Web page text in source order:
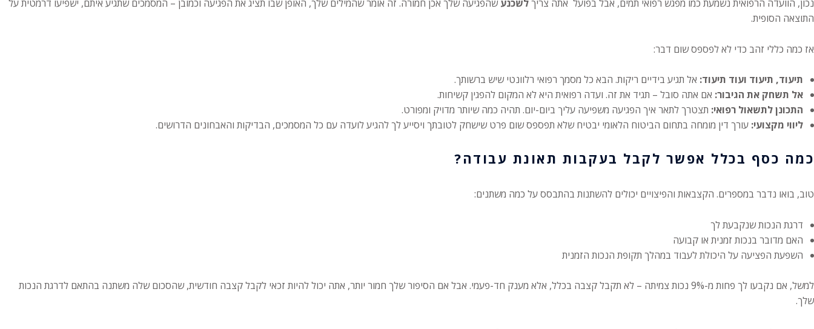
נכון, הוועדה הרפואית נשמעת כמו מפגש רפואי תמים, אבל בפועל אתה צריךלשכנע שהפגיעה שלך אכן חמורה. זה אומר שהמילים שלך, האופן שבו תציג את הפגיעה וכמובן – המסמכים שתגיע איתם, ישפיעו דרמטית על
התוצאה הסופית.
אז כמה כללי זהב כדי לא לפספס שום דבר:
תיעוד, תיעוד ועוד תיעוד: אל תגיע בידיים ריקות. הבא כל מסמך רפואי רלוונטי שיש ברשותך.
אל תשחק את הגיבור: אם אתה סובל – תגיד את זה. ועדה רפואית היא לא המקום להפגין קשיחות.
התכונן לתשאול רפואי: תצטרך לתאר איך הפגיעה משפיעה עליך ביום-יום. תהיה כמה שיותר מדויק ומפורט.
ליווי מקצועי: עורך דין מומחה בתחום הביטוח הלאומי יבטיח שלא תפספס שום פרט שישחק לטובתך ויסייע לך להגיע לועדה עם כל המסמכים, הבדיקות והאבחונים הדרושים.
כמה כסף בכלל אפשר לקבל בעקבות תאונת עבודה?
טוב, בואו נדבר במספרים. הקצבאות והפיצויים יכולים להשתנות בהתבסס על כמה משתנים:
דרגת הנכות שנקבעת לך
האם מדובר בנכות זמנית או קבועה
השפעת הפציעה על היכולת לעבוד במהלך תקופת הנכות הזמנית
למשל, אם נקבעו לך פחות מ-9% נכות צמיתה – לא תקבל קצבה בכלל, אלא מענק חד-פעמי. אבל אם הסיפור שלך חמור יותר, אתה יכול להיות זכאי לקבל קצבה חודשית, שהסכום שלה משתנה בהתאם לדרגת הנכות
שלך.